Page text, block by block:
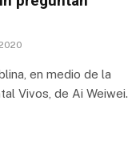
en medio de la
Vivos, de Ai Weiwei.